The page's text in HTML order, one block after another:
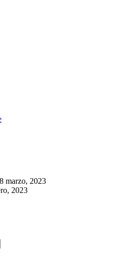
marzo, 2023
2023